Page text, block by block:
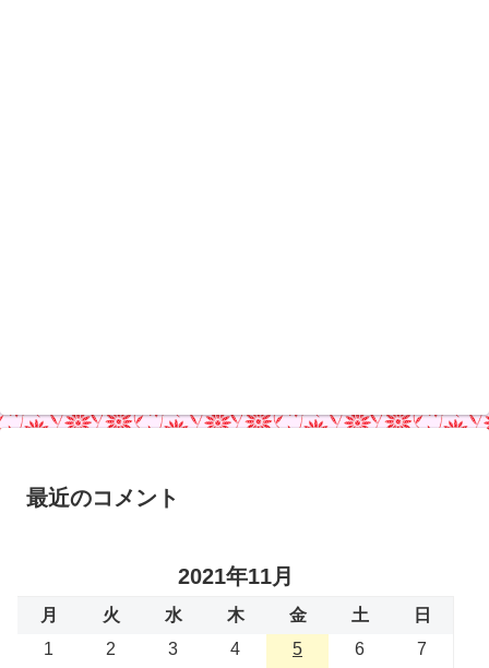
最近のコメント
2021年11月
月 火 水 木 金 土
日
1
2 3 4 5 6
7